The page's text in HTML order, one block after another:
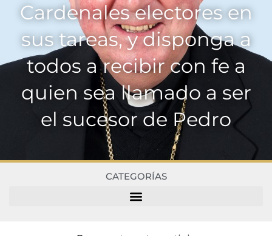
Cardenales electores en
sus tareas, y disponga a
todos a recibir con fe a
quien sea llamado a ser
el sucesor de Pedro
CATEGORÍAS